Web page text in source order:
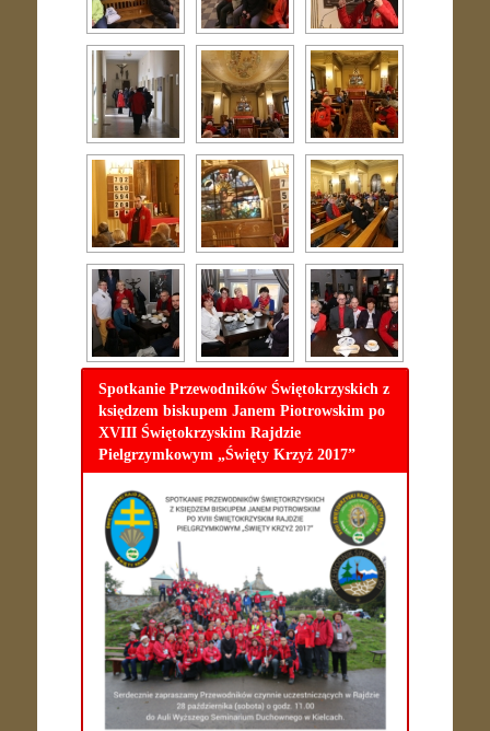
Spotkanie Przewodników Świętokrzyskich z
księdzem biskupem Janem Piotrowskim po
XVIII Świętokrzyskim Rajdzie
Pielgrzymkowym „Święty Krzyż 2017”